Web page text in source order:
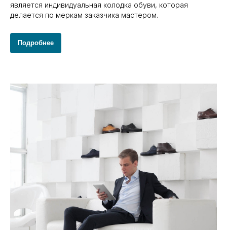
является индивидуальная колодка обуви, которая
делается по меркам заказчика мастером.
Подробнее